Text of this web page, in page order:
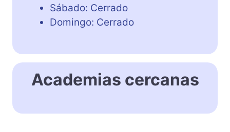
Sábado: Cerrado
Domingo: Cerrado
Academias cercanas